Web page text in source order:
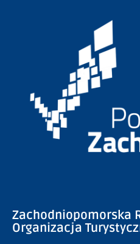
Zachodniopomorska
Organizacja